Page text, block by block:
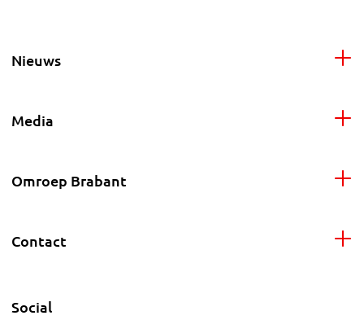
Nieuws
Media
Omroep Brabant
Contact
Social